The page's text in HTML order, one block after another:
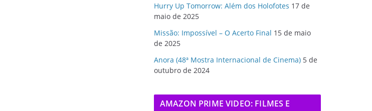
Hurry Up Tomorrow: Além dos Holofotes 17 de
maio de 2025
Missão: Impossível – O Acerto Final 15 de maio
de 2025
Anora (48ª Mostra Internacional de Cinema) 5 de
outubro de 2024
AMAZON PRIME VIDEO: FILMES E